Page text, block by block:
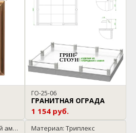
ГО-25-06
ГРАНИТНАЯ ОГРАДА
1 154 руб.
Материал: Гранатовый амфиболит Материал: Триплекс